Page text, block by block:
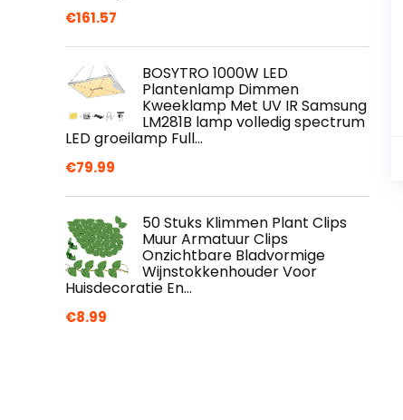
€161.57
BOSYTRO 1000W LED
Plantenlamp Dimmen
Kweeklamp Met UV IR Samsung
LM281B lamp volledig spectrum
LED groeilamp Full…
€79.99
50 Stuks Klimmen Plant Clips
Muur Armatuur Clips
Onzichtbare Bladvormige
Wijnstokkenhouder Voor
Huisdecoratie En…
€8.99